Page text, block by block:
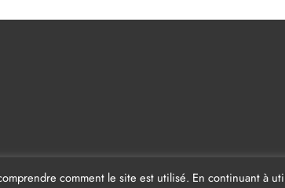
comment le site est utilisé. En continuant à